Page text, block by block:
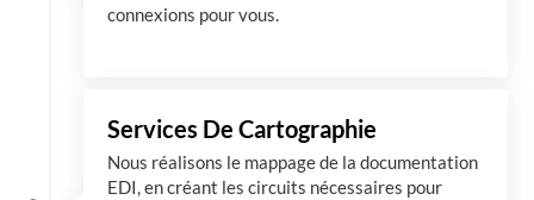
connexions pour vous.
Services De Cartographie
Nous réalisons le mappage de la documentation
EDI, en créant les circuits nécessaires pour